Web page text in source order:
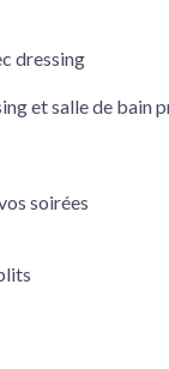
dressing
et salle de bain
soirées